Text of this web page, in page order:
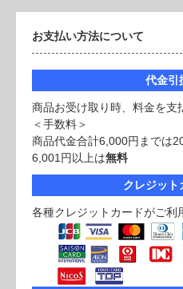
お支払い方法について
代金引
商品お受け取り時、料金を支
＜手数料＞
商品代金合計6,000円までは
6,001円以上は無料
クレジット
各種クレジットカードがご利